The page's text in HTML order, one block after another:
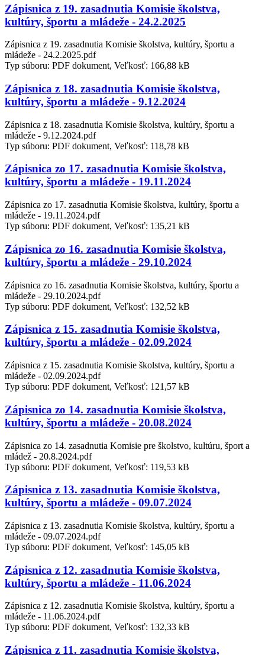
Zápisnica z 19. zasadnutia Komisie školstva,
kultúry, športu a mládeže - 24.2.2025
Zápisnica z 19. zasadnutia Komisie školstva, kultúry, športu a
mládeže - 24.2.2025.pdf
Typ súboru: PDF dokument, Veľkosť: 166,88 kB
Zápisnica z 18. zasadnutia Komisie školstva,
kultúry, športu a mládeže - 9.12.2024
Zápisnica z 18. zasadnutia Komisie školstva, kultúry, športu a
mládeže - 9.12.2024.pdf
Typ súboru: PDF dokument, Veľkosť: 118,78 kB
Zápisnica zo 17. zasadnutia Komisie školstva,
kultúry, športu a mládeže - 19.11.2024
Zápisnica zo 17. zasadnutia Komisie školstva, kultúry, športu a
mládeže - 19.11.2024.pdf
Typ súboru: PDF dokument, Veľkosť: 135,21 kB
Zápisnica zo 16. zasadnutia Komisie školstva,
kultúry, športu a mládeže - 29.10.2024
Zápisnica zo 16. zasadnutia Komisie školstva, kultúry, športu a
mládeže - 29.10.2024.pdf
Typ súboru: PDF dokument, Veľkosť: 132,52 kB
Zápisnica z 15. zasadnutia Komisie školstva,
kultúry, športu a mládeže - 02.09.2024
Zápisnica z 15. zasadnutia Komisie školstva, kultúry, športu a
mládeže - 02.09.2024.pdf
Typ súboru: PDF dokument, Veľkosť: 121,57 kB
Zápisnica zo 14. zasadnutia Komisie školstva,
kultúry, športu a mládeže - 20.08.2024
Zápisnica zo 14. zasadnutia Komisie pre školstvo, kultúru, šport a
mládež - 20.8.2024.pdf
Typ súboru: PDF dokument, Veľkosť: 119,53 kB
Zápisnica z 13. zasadnutia Komisie školstva,
kultúry, športu a mládeže - 09.07.2024
Zápisnica z 13. zasadnutia Komisie školstva, kultúry, športu a
mládeže - 09.07.2024.pdf
Typ súboru: PDF dokument, Veľkosť: 145,05 kB
Zápisnica z 12. zasadnutia Komisie školstva,
kultúry, športu a mládeže - 11.06.2024
Zápisnica z 12. zasadnutia Komisie školstva, kultúry, športu a
mládeže - 11.06.2024.pdf
Typ súboru: PDF dokument, Veľkosť: 132,33 kB
Zápisnica z 11. zasadnutia Komisie školstva,